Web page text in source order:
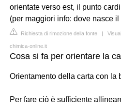
orientate verso est, il punto
(per maggiori info: dove nasce il
Richiesta di rimozione della fonte |
chimica-online.it
Cosa si fa per orientare la
Orientamento della carta con la
Per fare ciò è sufficiente